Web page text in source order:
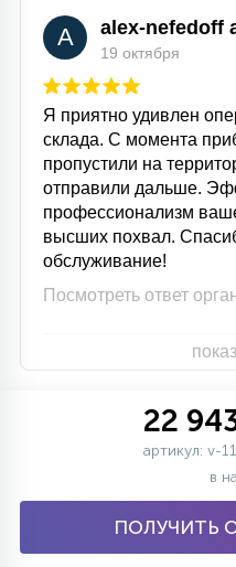
A alex-nefedoff
19 октября
Я приятно удивлен
склада. С момента
пропустили на
отправили дальше.
профессионализм
высших похвал.
обслуживание!
Посмотреть ответ
22
артикул: v-
в
ПОЛУЧИТЬ